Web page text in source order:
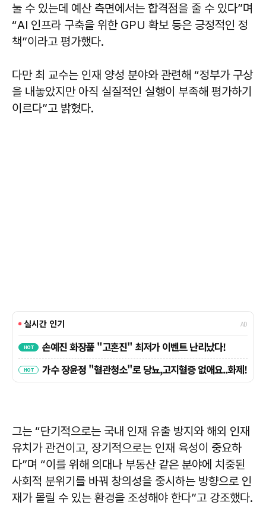
눌 수 있는데 예산 측면에서는 합격점을 줄 수 있다”며
“AI 인프라 구축을 위한 GPU 확보 등은 긍정적인 정
책”이라고 평가했다.
다만 최 교수는 인재 양성 분야와 관련해 “정부가 구상
을 내놓았지만 아직 실질적인 실행이 부족해 평가하기
이르다”고 밝혔다.
그는 “단기적으로는 국내 인재 유출 방지와 해외 인재
유치가 관건이고, 장기적으로는 인재 육성이 중요하
다”며 “이를 위해 의대나 부동산 같은 분야에 치중된
사회적 분위기를 바꿔 창의성을 중시하는 방향으로 인
재가 몰릴 수 있는 환경을 조성해야 한다”고 강조했다.